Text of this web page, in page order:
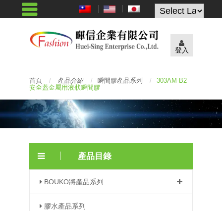
Powered by
登入
首頁 / 產品介紹 / 瞬間膠產品系列 /
303AM-B2
安全蓋金屬用液狀瞬間膠
產品目錄
BOUKO將產品系列
膠水產品系列